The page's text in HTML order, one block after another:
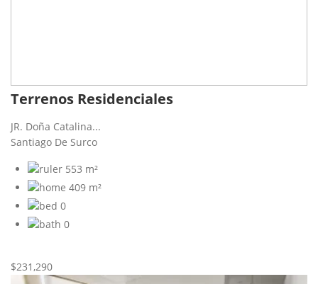
Terrenos Residenciales
JR. Doña Catalina...
Santiago De Surco
553 m²
409 m²
0
0
$231,290